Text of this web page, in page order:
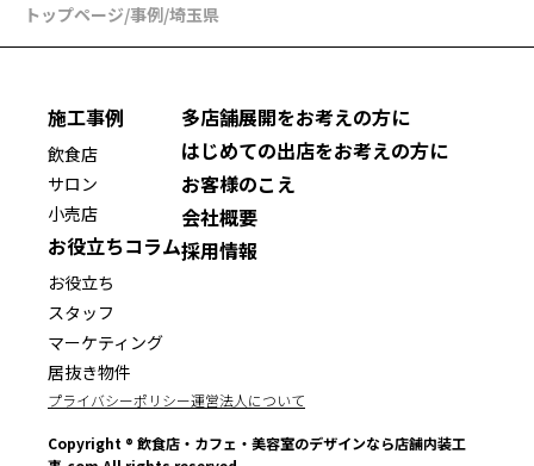
トップページ/事例/埼玉県
施工事例
飲食店
サロン
小売店
お役立ちコラム
お役立ち
スタッフ
マーケティング
居抜き物件
多店舗展開をお考えの方に
はじめての出店をお考えの方に
お客様のこえ
会社概要
採用情報
プライバシーポリシー運営法人について
Copyright ® 飲食店・カフェ・美容室のデザインなら店舗内装工